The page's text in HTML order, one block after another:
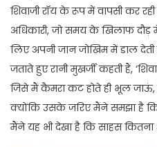
शिवाजी रॉय के रूप में वापसी कर
अधिकारी, जो समय के खिलाफ
लिए अपनी जान जोखिम में डाल देती
जताते हुए रानी मुखर्जी कहती हैं,
जिसे मैं कैमरा कट होते ही भूल
क्योंकि उसके जरिए मैंने समझा है कि
मैंने यह भी देखा है कि साहस